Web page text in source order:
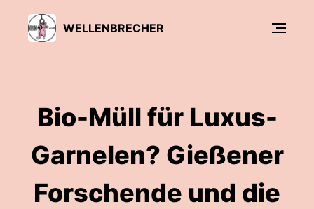
WELLENBRECHER
Bio-Müll für Luxus-
Garnelen? Gießener
Forschende und die